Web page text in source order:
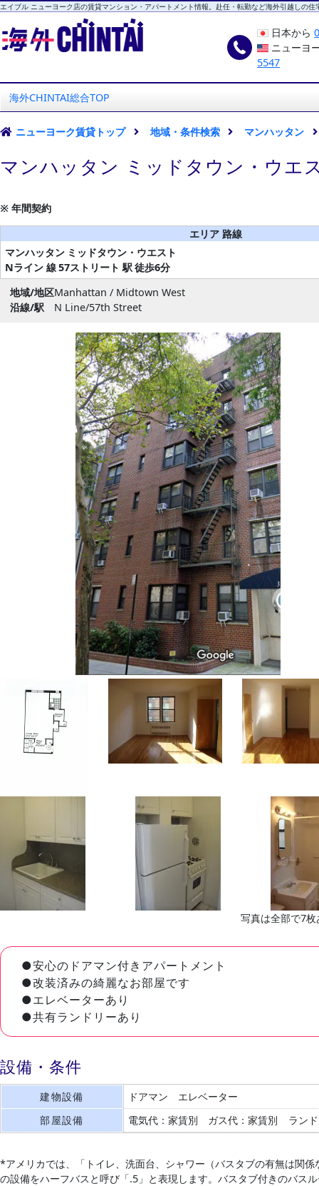
エイブル ニューヨーク店の賃貸マンション・アパートメント情報。赴任・転勤など海外引越しの住
日本から
ニューヨ
5547
海外CHINTAI総合TOP
ニューヨーク賃貸トップ 地域・条件検索 マンハッタン
マンハッタン ミッドタウン・ウエ
※ 年間契約
エリア 路線
マンハッタン ミッドタウン・ウエスト
Nライン 線57ストリート 駅徒歩6分
地域/地区Manhattan / Midtown West
沿線/駅
N Line/57th Street
写真は全部で7
●安心のドアマン付きアパートメント
●改装済みの綺麗なお部屋です
●エレベーターあり
●共有ランドリーあり
設備・条件
建物設備 ドアマン
エレベーター
部屋設備
電気代：家賃別 ガス代：家賃別 ラン
*アメリカでは、「トイレ、洗面台、シャワー（バスタブの有無は関
の設備をハーフバスと呼び「.5」と表現します。バスタブ付きのバス